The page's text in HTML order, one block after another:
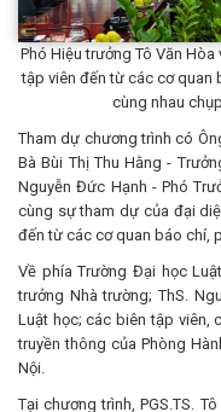
Phó Hiệu trưởng Tô Văn
tập viên đến từ các cơ quan
cùng nhau
Tham dự chương trình có
Bà Bùi Thị Thu Hằng -
Nguyễn Đức Hạnh - Phó
cùng sự tham dự của đại
đến từ các cơ quan báo chí,
Về phía Trường Đại học
trưởng Nhà trường; ThS.
Luật học; các biên tập viên,
truyền thông của Phòng
Nội.
Tại chương trình, PGS.TS.